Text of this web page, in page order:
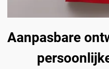
Aanpasbare